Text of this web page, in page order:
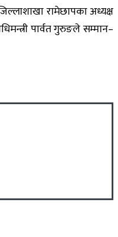
रामेछापका अध्यक्ष
पार्वत गुरुङले सम्मान–